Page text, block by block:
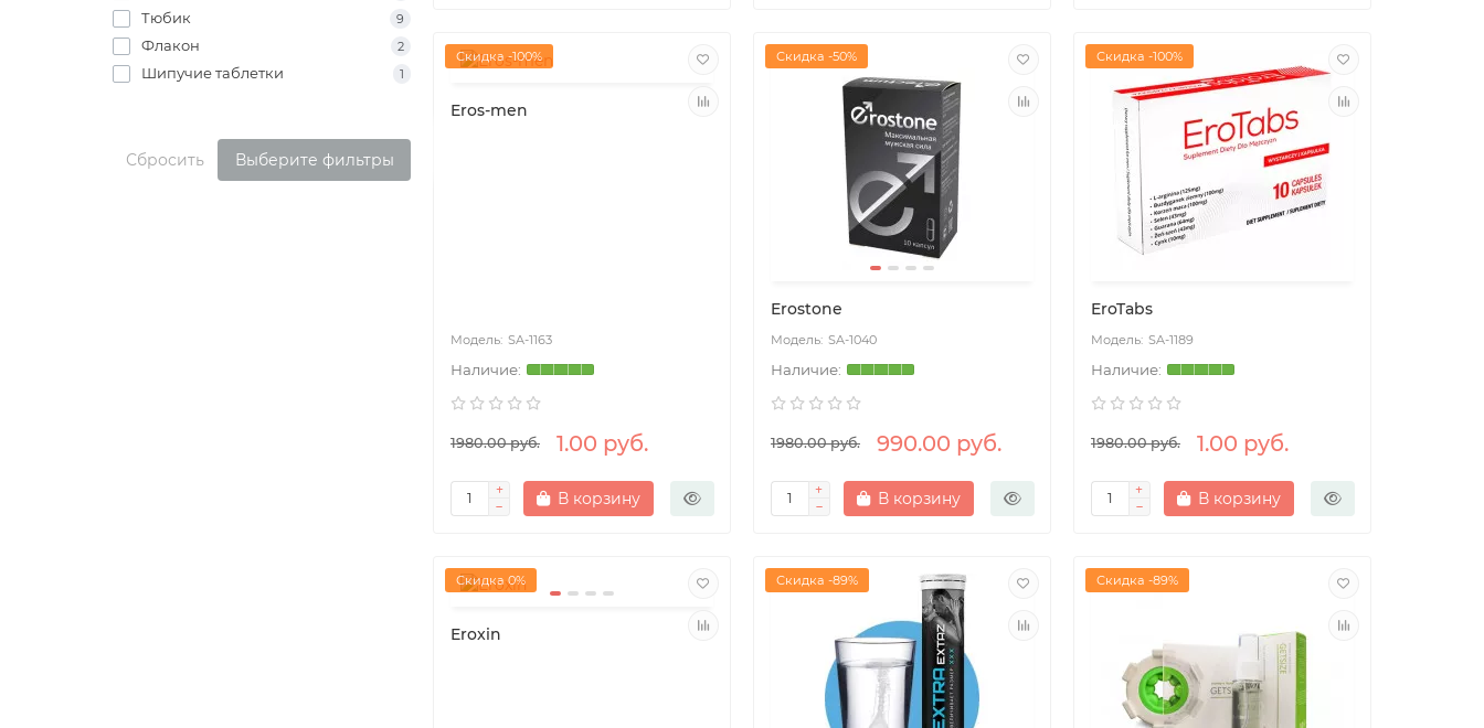
Тюбик 9
Флакон 2
Шипучие таблетки 1
Сбросить Выберите фильтры
Скидка -100%
Eros-men
SA-1163
1980.00 руб. 1.00 руб.
В корзину
Скидка -50%
Erostone
SA-1040
1980.00 руб. 990.00 руб.
В корзину
Скидка -100%
EroTabs
SA-1189
1980.00 руб. 1.00 руб.
В корзину
Скидка 0%
Eroxin
Скидка -89% Скидка -89%